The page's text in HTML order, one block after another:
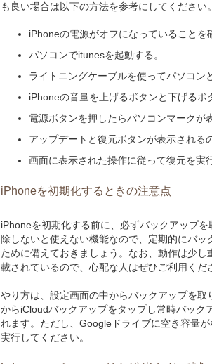
も良い場合は以下の方法を参考にしてください。
iPhoneの電源がオフになっていることを
パソコンでitunesを起動する。
ライトニングケーブルを使ってパソコン
iPhoneの音量を上げるボタンと下げるボ
電源ボタンを押したらパソコンマークが
アップデートと復元ボタンが表示される
画面に表示された操作に従って復元を実
iPhoneを初期化するときの注意点
iPhoneを初期化する前に、必ずバックアップ
除しないと使えない機能なので、定期的にバ
ために備えておきましょう。なお、動作は少
載されているので、心配な人はぜひご利用くだ
やり方は、設定画面の中からバックアップを
からiCloudバックアップをタップし常時バック
れます。ただし、Googleドライブに空き容量
実行してください。